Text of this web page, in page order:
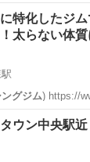
特化したジ
太らない体
グジム) https://
その他
ウン中央駅